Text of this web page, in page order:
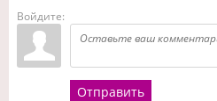
Войдите:
Отправить